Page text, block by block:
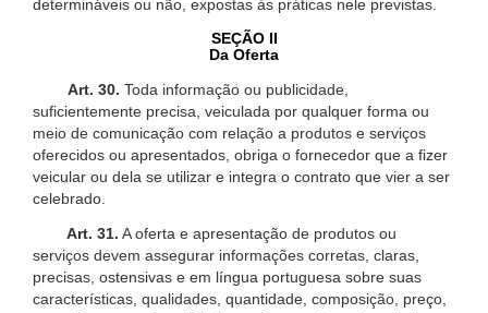
determináveis ou não, expostas às práticas nele previstas.
SEÇÃO II
Da Oferta
Art. 30. Toda informação ou publicidade,
suficientemente precisa, veiculada por qualquer forma ou
meio de comunicação com relação a produtos e serviços
oferecidos ou apresentados, obriga o fornecedor que a fizer
veicular ou dela se utilizar e integra o contrato que vier a ser
celebrado.
Art. 31. A oferta e apresentação de produtos ou
serviços devem assegurar informações corretas, claras,
precisas, ostensivas e em língua portuguesa sobre suas
características, qualidades, quantidade, composição, preço,